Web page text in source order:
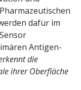
dafür im
Antigen-
die
ihrer Oberfläche